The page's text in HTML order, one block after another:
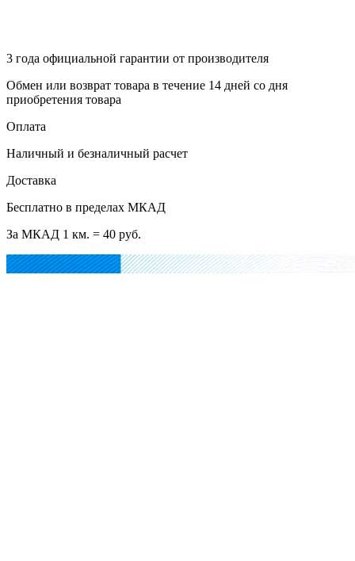
3 года официальной гарантии от производителя
Обмен или возврат товара в течение 14 дней со дня
приобретения товара
Оплата
Наличный и безналичный расчет
Доставка
Бесплатно в пределах МКАД
За МКАД 1 км. = 40 руб.